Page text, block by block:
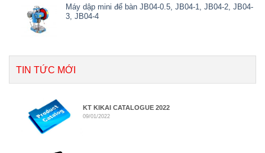
Máy dập mini để bàn JB04-0.5, JB04-1, JB04-2, JB04-
3, JB04-4
TIN TỨC MỚI
KT KIKAI CATALOGUE 2022
09/01/2022